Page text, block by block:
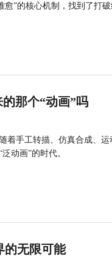
”的核心机制，找到了打破
那个“动画”吗
着手工转描、仿真合成、
动画”的时代。
的无限可能